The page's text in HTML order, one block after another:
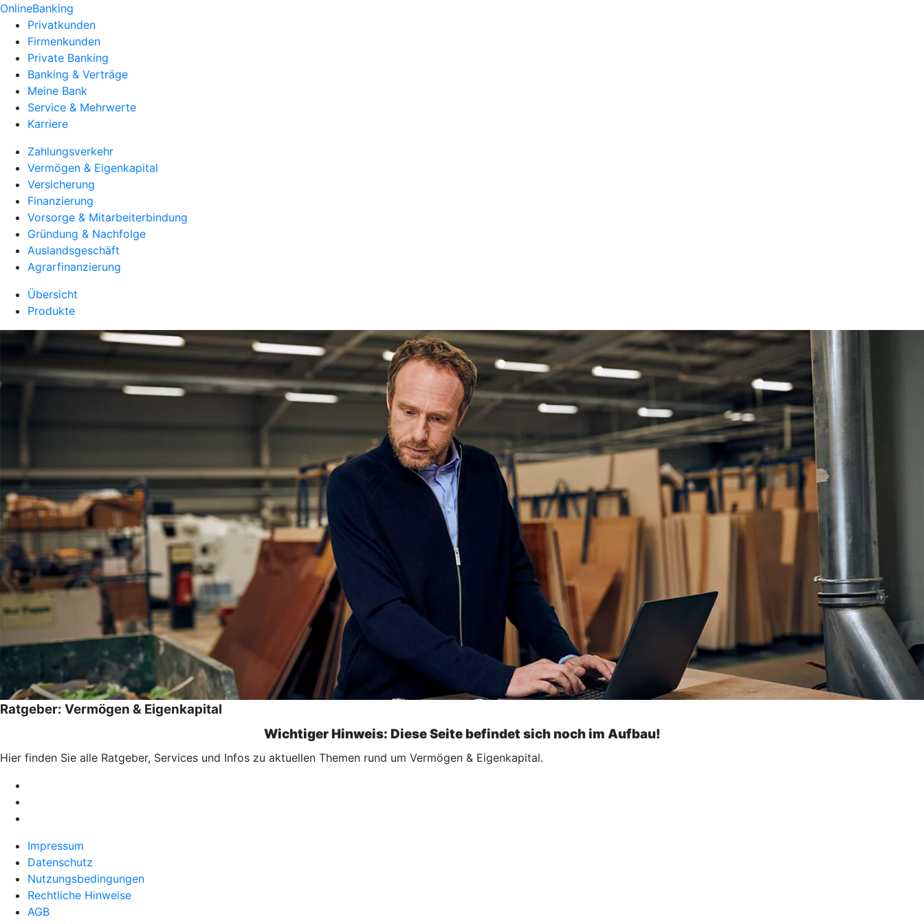
OnlineBanking
Privatkunden
Firmenkunden
Private Banking
Banking & Verträge
Meine Bank
Service & Mehrwerte
Karriere
Zahlungsverkehr
Vermögen & Eigenkapital
Versicherung
Finanzierung
Vorsorge & Mitarbeiterbindung
Gründung & Nachfolge
Auslandsgeschäft
Agrarfinanzierung
Übersicht
Produkte
Ratgeber: Vermögen & Eigenkapital
Wichtiger Hinweis: Diese Seite befindet sich noch im Aufbau!
Hier finden Sie alle Ratgeber, Services und Infos zu aktuellen Themen rund um Vermögen & Eigenkapital.
Impressum
Datenschutz
Nutzungsbedingungen
Rechtliche Hinweise
AGB